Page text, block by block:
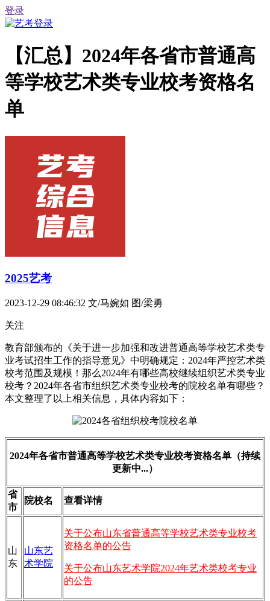
登录
【汇总】2024年各省市普通高
等学校艺术类专业校考资格名
单
2025艺考
2023-12-29 08:46:32 文/马婉如 图/梁勇
关注
教育部颁布的《关于进一步加强和改进普通高等学校艺术类专
业考试招生工作的指导意见》中明确规定：2024年严控艺术类
校考范围及规模！那么2024年有哪些高校继续组织艺术类专业
校考？2024年各省市组织艺术类专业校考的院校名单有哪些？
本文整理了以上相关信息，具体内容如下：
2024年各省市普通高等学校艺术类专业校考资格名单（持续
更新中...）
省
市
院校名 查看详情
山
东
山东艺
术学院
关于公布山东省普通高等学校艺术类专业校考
资格名单的公告
关于公布山东艺术学院2024年艺术类校考专业
的公告